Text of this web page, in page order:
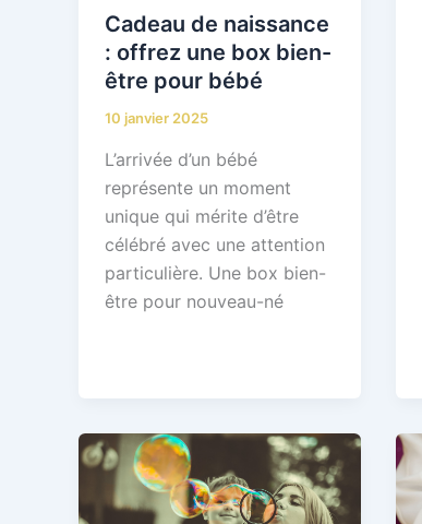
Cadeau de naissance
: offrez une box bien-
être pour bébé
10 janvier 2025
L’arrivée d’un bébé
représente un moment
unique qui mérite d’être
célébré avec une attention
particulière. Une box bien-
être pour nouveau-né